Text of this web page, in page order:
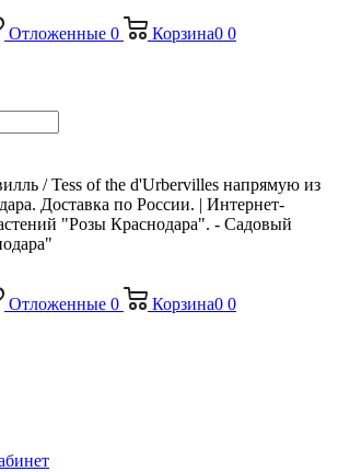
Отложенные 0 Корзина0 0
/ Tess of the d'Urbervilles напрямую из
Доставка по России. | Интернет-
"Розы Краснодара". - Садовый
Отложенные 0 Корзина0 0